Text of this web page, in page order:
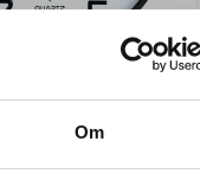
Om
POP Quartz
sort Ø 28